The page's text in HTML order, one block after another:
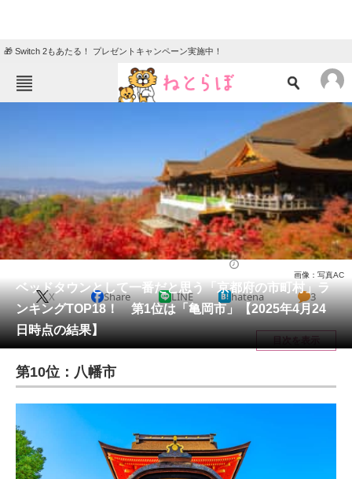
🎁 Switch 2もあたる！ プレゼントキャンペーン実施中！
クイズ
グルメ 地域
住まい 教育・育児
動物 リサーチ
会員記事
メディア
注目記事を集めた総合ページ
ITの今と未来を見通す
スマホと通信の最新トレンド
進化するPCとデバイスの未来
ベッドタウンとして一番だと思う「京都府の市町村」ラ
ンキングTOP18！ 第1位は「亀岡市」【2025年4月24
日時点の結果】
画像：写真AC
X Share LINE hatena 3
目次を表示
第10位：八幡市